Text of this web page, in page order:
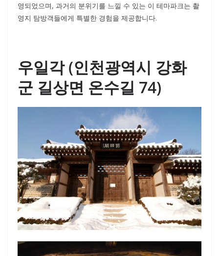
영되었으며, 과거의 분위기를 느낄 수 있는 이 테마파크는 촬
영지 탐방객들에게 특별한 경험을 제공합니다.
우일각 (인천광역시 강화
군 길상면 온수길 74)